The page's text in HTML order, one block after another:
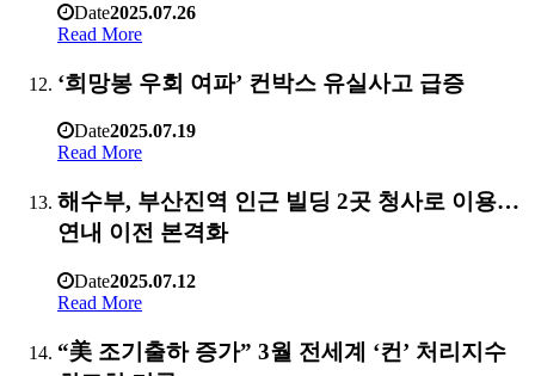
Date2025.07.26
Read More
‘희망봉 우회 여파’ 컨박스 유실사고 급증
Date2025.07.19
Read More
해수부, 부산진역 인근 빌딩 2곳 청사로 이용…
연내 이전 본격화
Date2025.07.12
Read More
“美 조기출하 증가” 3월 전세계 ‘컨’ 처리지수